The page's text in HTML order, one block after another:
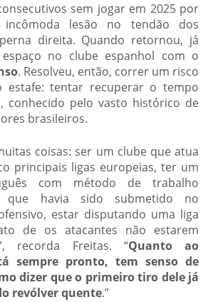
sem jogar em 2025 por
lesão no tendão dos
direita. Quando retornou, já
no clube espanhol com o
. Resolveu, então, correr um risco
estafe: tentar recuperar o tempo
conhecido pelo vasto histórico de
brasileiros.
coisas: ser um clube que atua
principais ligas europeias, ter um
com método de trabalho
que havia sido submetido no
estar disputando uma liga
de os atacantes não estarem
recorda Freitas. “Quanto ao
sempre pronto, tem senso de
dizer que o primeiro tiro dele já
revólver quente.”